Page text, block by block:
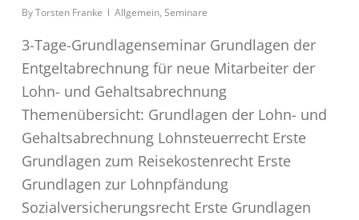
ByTorsten Franke Allgemein, Seminare
3-Tage-Grundlagenseminar Grundlagen der
Entgeltabrechnung für neue Mitarbeiter der
Lohn- und Gehaltsabrechnung
Themenübersicht: Grundlagen der Lohn- und
Gehaltsabrechnung Lohnsteuerrecht Erste
Grundlagen zum Reisekostenrecht Erste
Grundlagen zur Lohnpfändung
Sozialversicherungsrecht Erste Grundlagen